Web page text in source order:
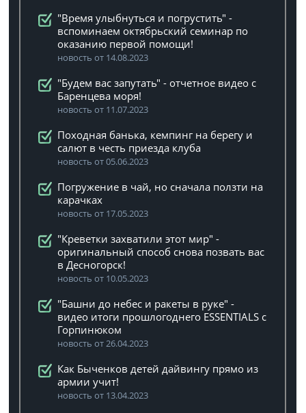
"Время улыбнуться и погрустить" -
вспоминаем октябрьский семинар по
оказанию первой помощи!
новость от 14.08.2023
"Будем вас запутать" - отчетное видео с
Баренцева моря!
новость от 11.07.2023
Походная банька, кемпинг на берегу и
салют в честь приезда клуба
новость от 05.06.2023
Погружение в чай, но сначала ползти на
карачках
новость от 17.05.2023
"Креветки захватили этот мир" -
оригинальный способ снова позвать вас
в Десногорск!
новость от 10.05.2023
"Башни до небес и ракеты в руке" -
видео итоги прошлогоднего ESSENTIALS с
Горпинюком
новость от 26.04.2023
Как Быченков детей дайвингу прямо из
армии учит!
новость от 13.04.2023